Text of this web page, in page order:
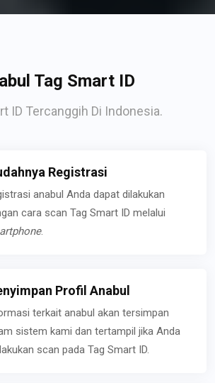
Tag Smart ID
ID Tercanggih Di Indonesia.
Registrasi
anabul Anda dapat dilakukan
cara scan Tag Smart ID melalui
.
Profil Anabul
terkait anabul akan tersimpan
sistem kami dan tertampil jika Anda
scan pada Tag Smart ID.